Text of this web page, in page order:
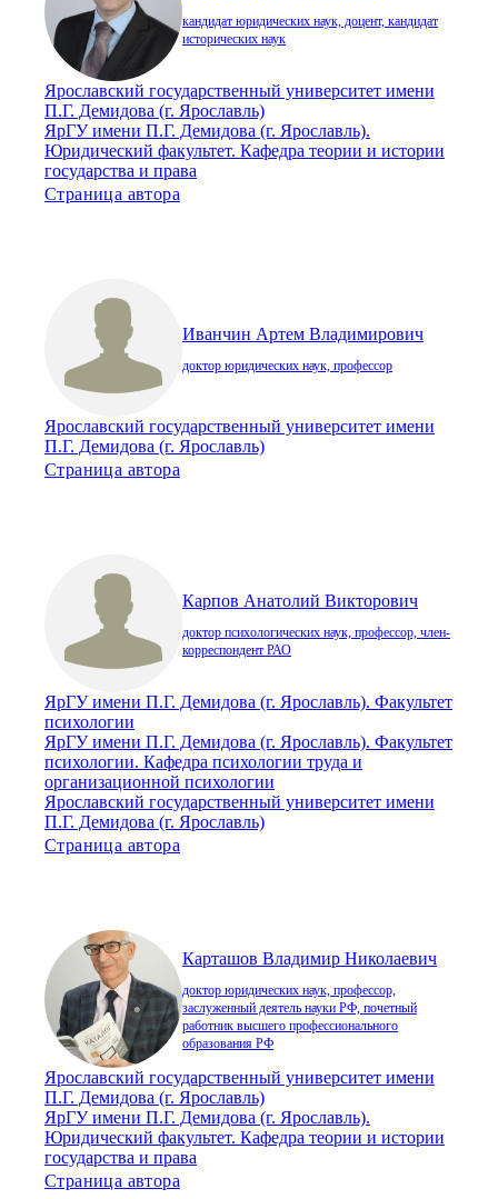
кандидат юридических наук, доцент, кандидат
исторических наук
Ярославский государственный университет имени
П.Г. Демидова (г. Ярославль)
ЯрГУ имени П.Г. Демидова (г. Ярославль).
Юридический факультет. Кафедра теории и истории
государства и права
Страница автора
Иванчин Артем Владимирович
доктор юридических наук, профессор
Ярославский государственный университет имени
П.Г. Демидова (г. Ярославль)
Страница автора
Карпов Анатолий Викторович
доктор психологических наук, профессор, член-
корреспондент РАО
ЯрГУ имени П.Г. Демидова (г. Ярославль). Факультет
психологии
ЯрГУ имени П.Г. Демидова (г. Ярославль). Факультет
психологии. Кафедра психологии труда и
организационной психологии
Ярославский государственный университет имени
П.Г. Демидова (г. Ярославль)
Страница автора
Карташов Владимир Николаевич
доктор юридических наук, профессор,
заслуженный деятель науки РФ, почетный
работник высшего профессионального
образования РФ
Ярославский государственный университет имени
П.Г. Демидова (г. Ярославль)
ЯрГУ имени П.Г. Демидова (г. Ярославль).
Юридический факультет. Кафедра теории и истории
государства и права
Страница автора